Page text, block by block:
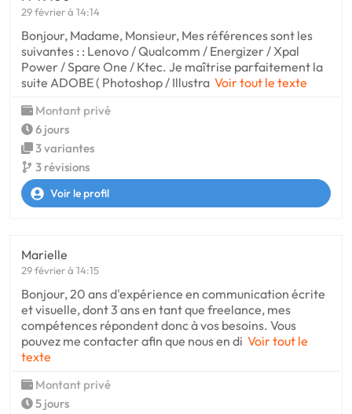
29 février à 14:14
Bonjour, Madame, Monsieur, Mes références sont les
suivantes : : Lenovo / Qualcomm / Energizer / Xpal
Power / Spare One / Ktec. Je maîtrise parfaitement la
suite ADOBE ( Photoshop / Illustra Voir tout le texte
Montant privé
6 jours
3 variantes
3 révisions
Voir le profil
Marielle
29 février à 14:15
Bonjour, 20 ans d'expérience en communication écrite
et visuelle, dont 3 ans en tant que freelance, mes
compétences répondent donc à vos besoins. Vous
pouvez me contacter afin que nous en di Voir tout le
texte
Montant privé
5 jours